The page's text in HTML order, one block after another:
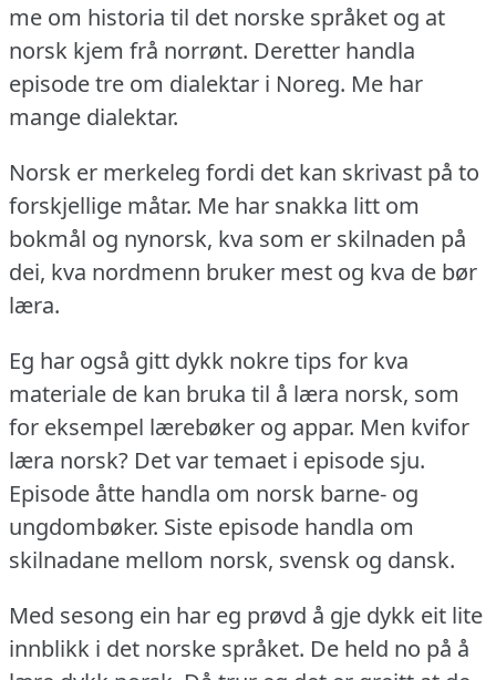
me om historia til det norske språket og at
norsk kjem frå norrønt. Deretter handla
episode tre om dialektar i Noreg. Me har
mange dialektar.
Norsk er merkeleg fordi det kan skrivast på to
forskjellige måtar. Me har snakka litt om
bokmål og nynorsk, kva som er skilnaden på
dei, kva nordmenn bruker mest og kva de bør
læra.
Eg har også gitt dykk nokre tips for kva
materiale de kan bruka til å læra norsk, som
for eksempel lærebøker og appar. Men kvifor
læra norsk? Det var temaet i episode sju.
Episode åtte handla om norsk barne- og
ungdombøker. Siste episode handla om
skilnadane mellom norsk, svensk og dansk.
Med sesong ein har eg prøvd å gje dykk eit lite
innblikk i det norske språket. De held no på å